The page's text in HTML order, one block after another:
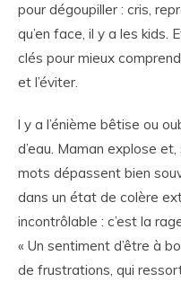
pour dégoupiller : cris,
qu’en face, il y a les kids.
clés pour mieux
et l’éviter.
l y a l’énième bêtise ou
d’eau. Maman explose
mots dépassent bien
dans un état de colère
incontrôlable : c’est la
« Un sentiment d’être à
de frustrations, qui